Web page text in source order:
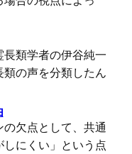
長類学者の伊谷純一
の声を分類したん
の欠点として、共通
しにくい」という点